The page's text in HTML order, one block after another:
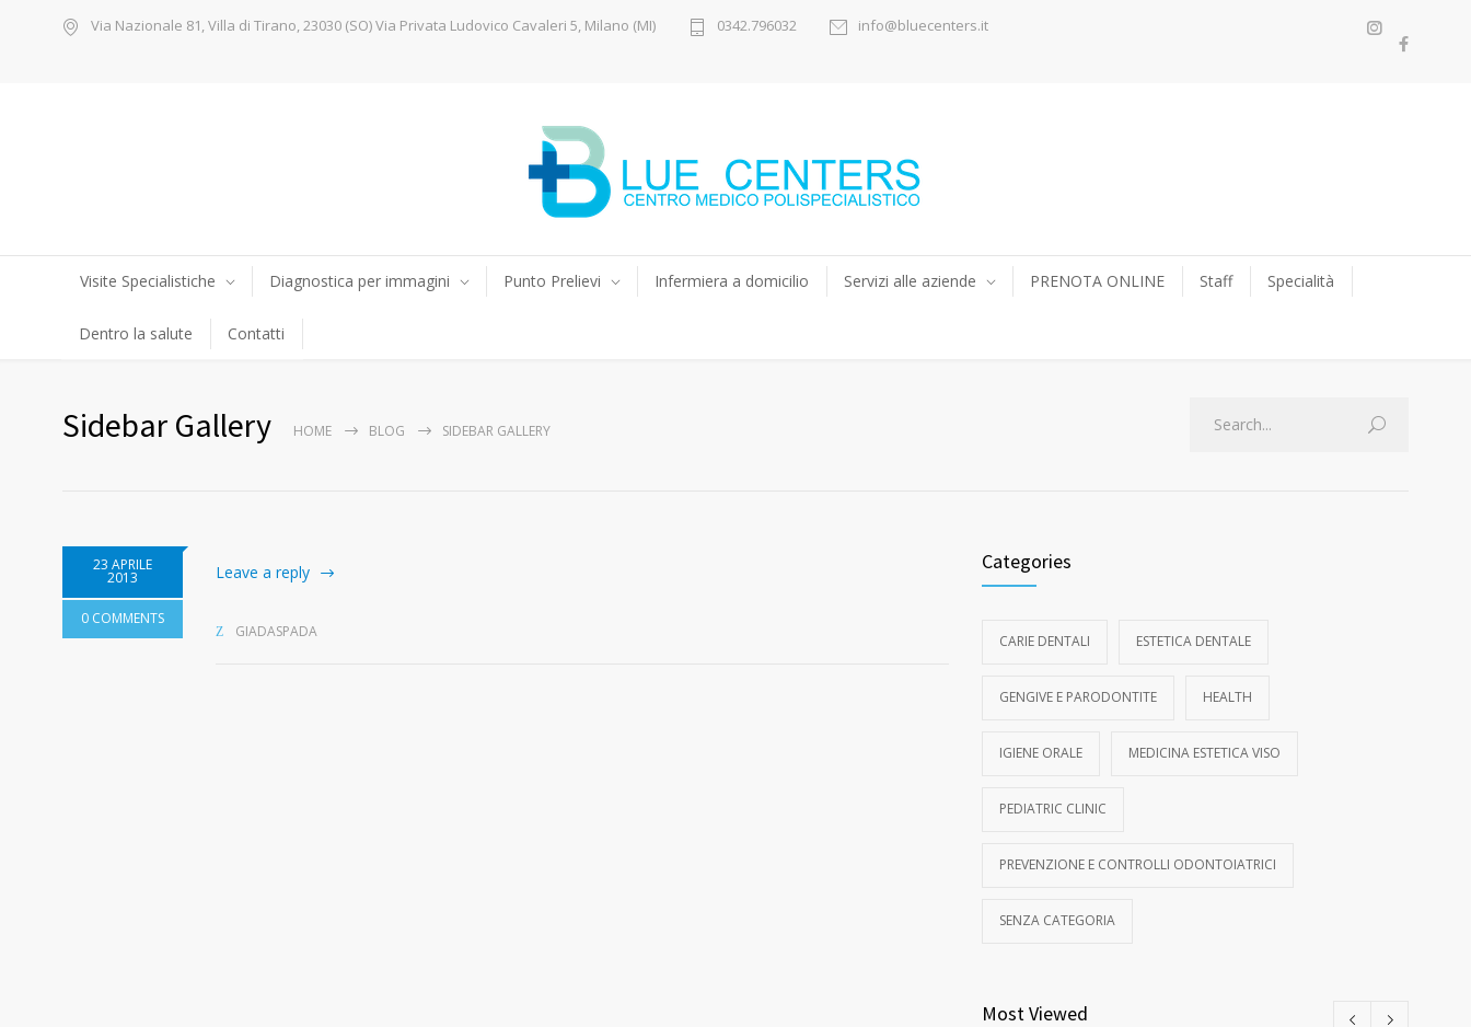
Via Nazionale 81, Villa di Tirano, 23030 (SO) Via Privata Ludovico Cavaleri 5, Milano (MI) 0342.796032 info@bluecenters.it
Visite Specialistiche Diagnostica per immagini Punto Prelievi Infermiera a domicilio Servizi alle aziende PRENOTA ONLINE Staff Specialità
Dentro la salute Contatti
Sidebar Gallery HOME BLOG SIDEBAR GALLERY
23 APRILE
2013
0 COMMENTS
Leave a reply
GIADASPADA
Categories
CARIE DENTALI ESTETICA DENTALE
GENGIVE E PARODONTITE HEALTH
IGIENE ORALE MEDICINA ESTETICA VISO
PEDIATRIC CLINIC
PREVENZIONE E CONTROLLI ODONTOIATRICI
SENZA CATEGORIA
Most Viewed